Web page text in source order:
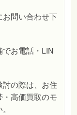
お問い合わせ下
お電話・LIN
討の際は、お住
・高価買取のモ